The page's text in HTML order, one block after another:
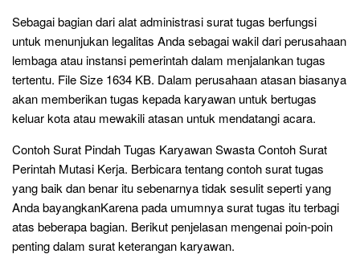
Sebagai bagian dari alat administrasi surat tugas berfungsi
untuk menunjukan legalitas Anda sebagai wakil dari perusahaan
lembaga atau instansi pemerintah dalam menjalankan tugas
tertentu. File Size 1634 KB. Dalam perusahaan atasan biasanya
akan memberikan tugas kepada karyawan untuk bertugas
keluar kota atau mewakili atasan untuk mendatangi acara.
Contoh Surat Pindah Tugas Karyawan Swasta Contoh Surat
Perintah Mutasi Kerja. Berbicara tentang contoh surat tugas
yang baik dan benar itu sebenarnya tidak sesulit seperti yang
Anda bayangkanKarena pada umumnya surat tugas itu terbagi
atas beberapa bagian. Berikut penjelasan mengenai poin-poin
penting dalam surat keterangan karyawan.